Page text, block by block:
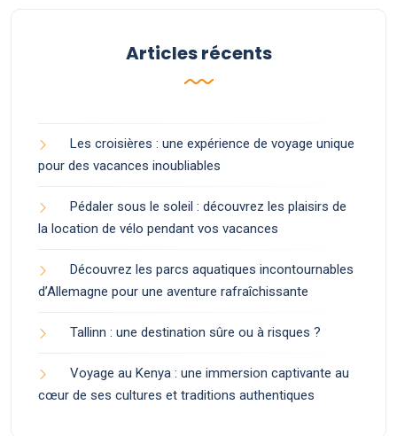
Articles récents
Les croisières : une expérience de voyage unique
pour des vacances inoubliables
Pédaler sous le soleil : découvrez les plaisirs de
la location de vélo pendant vos vacances
Découvrez les parcs aquatiques incontournables
d’Allemagne pour une aventure rafraîchissante
Tallinn : une destination sûre ou à risques ?
Voyage au Kenya : une immersion captivante au
cœur de ses cultures et traditions authentiques